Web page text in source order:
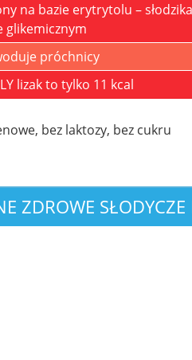
na bazie erytrytolu –
glikemicznym
próchnicy
lizak to tylko 11 kcal
ZDROWE SŁODYCZE